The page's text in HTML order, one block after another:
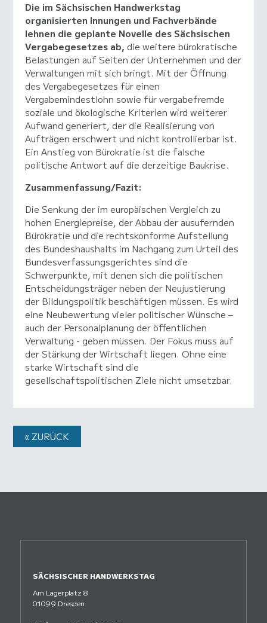
Die im Sächsischen Handwerkstag
organisierten Innungen und Fachverbände
lehnen die geplante Novelle des Sächsischen
Vergabegesetzes ab, die weitere bürokratische
Belastungen auf Seiten der Unternehmen und der
Verwaltungen mit sich bringt. Mit der Öffnung
des Vergabegesetzes für einen
Vergabemindestlohn sowie für vergabefremde
soziale und ökologische Kriterien wird weiterer
Aufwand generiert, der die Realisierung von
Aufträgen erschwert und nicht kontrollierbar ist.
Ein Anstieg von Bürokratie ist die falsche
politische Antwort auf die derzeitige Baukrise.
Zusammenfassung/Fazit:
Die Senkung der im europäischen Vergleich zu
hohen Energiepreise, der Abbau der ausufernden
Bürokratie und die rechtskonforme Aufstellung
des Bundeshaushalts im Nachgang zum Urteil des
Bundesverfassungsgerichtes sind die
Schwerpunkte, mit denen sich die politischen
Entscheidungsträger neben der Neujustierung
der Bildungspolitik beschäftigen müssen. Es wird
eine Neubewertung vieler politischer Wünsche –
auch der Personalplanung der öffentlichen
Verwaltung - geben müssen. Der Fokus muss auf
der Stärkung der Wirtschaft liegen. Ohne eine
starke Wirtschaft sind die
gesellschaftspolitischen Ziele nicht umsetzbar.
« ZURÜCK
SÄCHSISCHER HANDWERKSTAG
Am Lagerplatz 8
01099 Dresden